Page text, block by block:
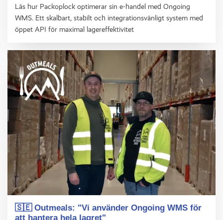
Läs hur Packoplock optimerar sin e-handel med Ongoing
WMS. Ett skalbart, stabilt och integrationsvänligt system med
öppet API för maximal lagereffektivitet
🇸🇪 Outmeals: "Vi använder Ongoing WMS för
att hantera hela lagret"